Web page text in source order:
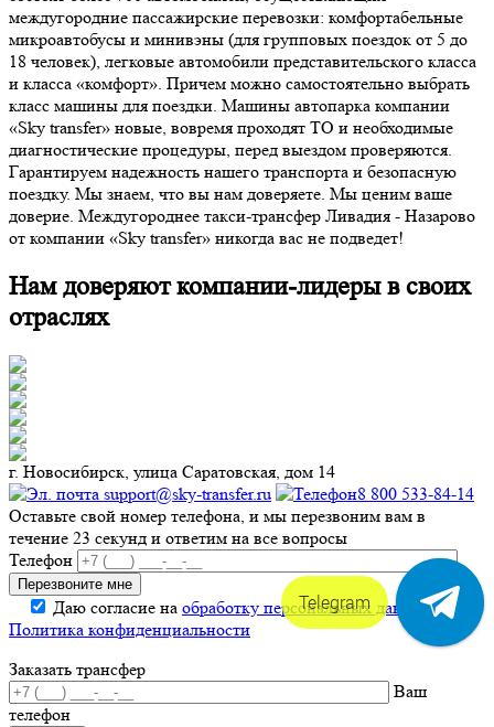
междугородние пассажирские перевозки: комфортабельные
микроавтобусы и минивэны (для групповых поездок от 5 до
18 человек), легковые автомобили представительского класса
и класса «комфорт». Причем можно самостоятельно выбрать
класс машины для поездки. Машины автопарка компании
«Sky transfer» новые, вовремя проходят ТО и необходимые
диагностические процедуры, перед выездом проверяются.
Гарантируем надежность нашего транспорта и безопасную
поездку. Мы знаем, что вы нам доверяете. Мы ценим ваше
доверие. Междугороднее такси-трансфер Ливадия - Назарово
от компании «Sky transfer» никогда вас не подведет!
Нам доверяют компании-лидеры в своих
отраслях
г. Новосибирск, улица Саратовская, дом 14
support@sky-transfer.ru
8 800 533-84-14
Оставьте свой номер телефона, и мы перезвоним вам в
течение 23 секунд и ответим на все вопросы
Телефон
Даю согласие на обработку персональных данных.
Политика конфиденциальности
Заказать трансфер
Ваш
телефон
Telegram